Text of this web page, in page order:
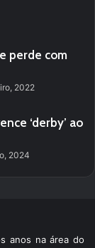
perde com
2022
‘derby’ ao
2024
anos na área do